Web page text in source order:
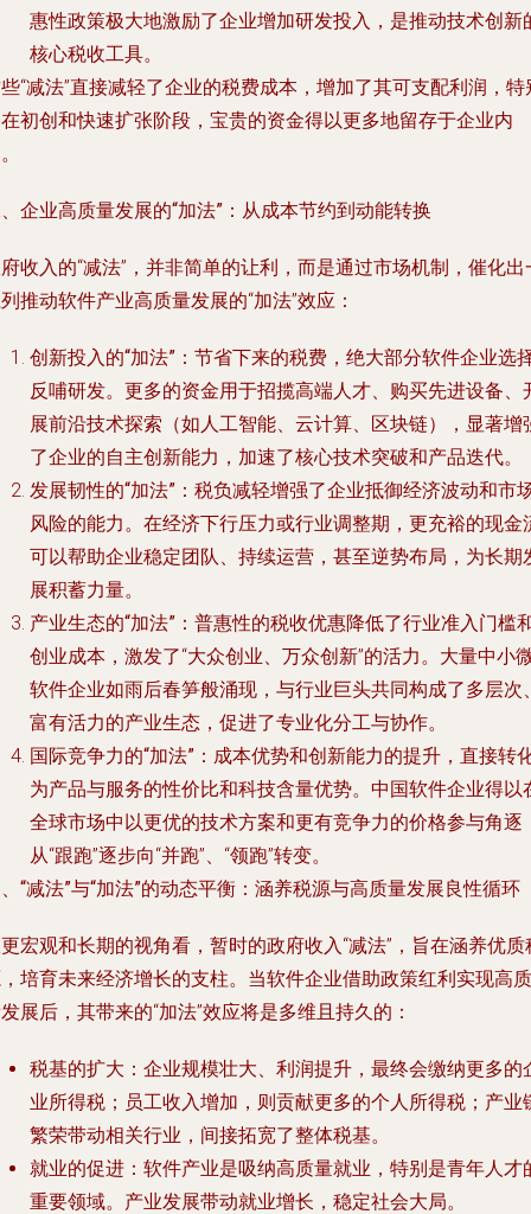
惠性政策极大地激励了企业增加研发投入，是推动技术创新
核心税收工具。
“减法”直接减轻了企业的税费成本，增加了其可支配利润，特
初创和快速扩张阶段，宝贵的资金得以更多地留存于企业内
企业高质量发展的“加法”：从成本节约到动能转换
收入的“减法”，并非简单的让利，而是通过市场机制，催化出
推动软件产业高质量发展的“加法”效应：
创新投入的“加法” ：节省下来的税费，绝大部分软件企业选
反哺研发。更多的资金用于招揽高端人才、购买先进设备、
展前沿技术探索（如人工智能、云计算、区块链），显著增
了企业的自主创新能力，加速了核心技术突破和产品迭代。
发展韧性的“加法” ：税负减轻增强了企业抵御经济波动和市
风险的能力。在经济下行压力或行业调整期，更充裕的现金
可以帮助企业稳定团队、持续运营，甚至逆势布局，为长期
展积蓄力量。
产业生态的“加法” ：普惠性的税收优惠降低了行业准入门槛
创业成本，激发了“大众创业、万众创新”的活力。大量中小
软件企业如雨后春笋般涌现，与行业巨头共同构成了多层次
富有活力的产业生态，促进了专业化分工与协作。
国际竞争力的“加法” ：成本优势和创新能力的提升，直接转
为产品与服务的性价比和科技含量优势。中国软件企业得以
全球市场中以更优的技术方案和更有竞争力的价格参与角逐
从“跟跑”逐步向“并跑”、“领跑”转变。
“减法”与“加法”的动态平衡：涵养税源与高质量发展良性循环
宏观和长期的视角看，暂时的政府收入“减法”，旨在涵养优质
培育未来经济增长的支柱。当软件企业借助政策红利实现高质
展后，其带来的“加法”效应将是多维且持久的：
税基的扩大 ：企业规模壮大、利润提升，最终会缴纳更多的
业所得税；员工收入增加，则贡献更多的个人所得税；产业
繁荣带动相关行业，间接拓宽了整体税基。
就业的促进 ：软件产业是吸纳高质量就业，特别是青年人才
重要领域。产业发展带动就业增长，稳定社会大局。